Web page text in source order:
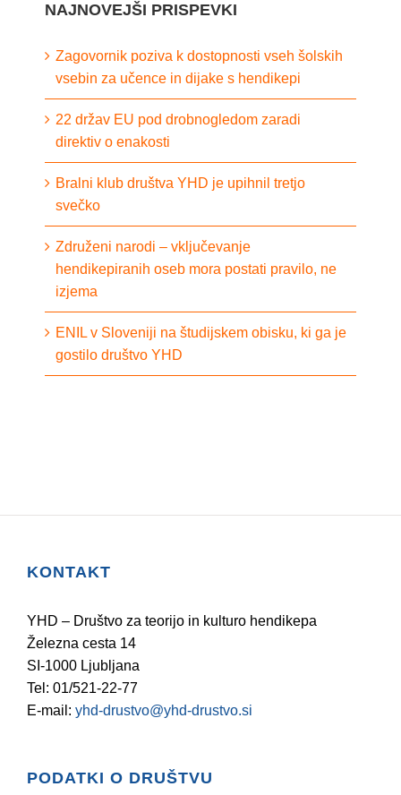
NAJNOVEJŠI PRISPEVKI
Zagovornik poziva k dostopnosti vseh šolskih
vsebin za učence in dijake s hendikepi
22 držav EU pod drobnogledom zaradi
direktiv o enakosti
Bralni klub društva YHD je upihnil tretjo
svečko
Združeni narodi – vključevanje
hendikepiranih oseb mora postati pravilo, ne
izjema
ENIL v Sloveniji na študijskem obisku, ki ga je
gostilo društvo YHD
KONTAKT
YHD – Društvo za teorijo in kulturo hendikepa
Železna cesta 14
SI-1000 Ljubljana
Tel: 01/521-22-77
E-mail: yhd-drustvo@yhd-drustvo.si
PODATKI O DRUŠTVU